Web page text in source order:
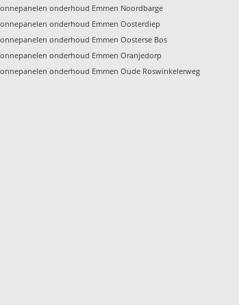
onderhoud Emmen Noordbarge
onderhoud Emmen Oosterdiep
onderhoud Emmen Oosterse Bos
onderhoud Emmen Oranjedorp
onderhoud Emmen Oude Roswinkelerweg